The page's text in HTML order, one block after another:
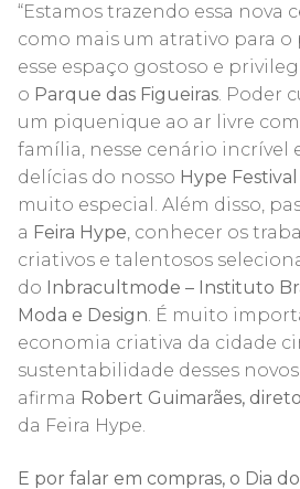
“Estamos trazendo essa nova
como mais um atrativo para
esse espaço gostoso e
o Parque das Figueiras. Poder
um piquenique ao ar livre
família, nesse cenário incrível
delícias do nosso Hype
muito especial. Além disso,
a Feira Hype, conhecer os
criativos e talentosos
do Inbracultmode – Instituto
Moda e Design. É muito
economia criativa da cidade
sustentabilidade desses
afirma Robert Guimarães,
da Feira Hype.
E por falar em compras, o Dia